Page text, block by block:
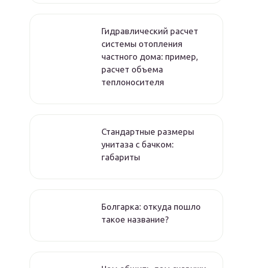
Гидравлический расчет
системы отопления
частного дома: пример,
расчет объема
теплоносителя
Стандартные размеры
унитаза с бачком:
габариты
Болгарка: откуда пошло
такое название?